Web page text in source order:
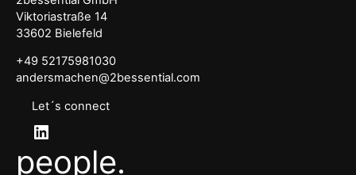
Viktoriastraße 14
33602 Bielefeld
+49 52175981030
andersmachen@2bessential.com
Let´s connect
LinkedIn
people.